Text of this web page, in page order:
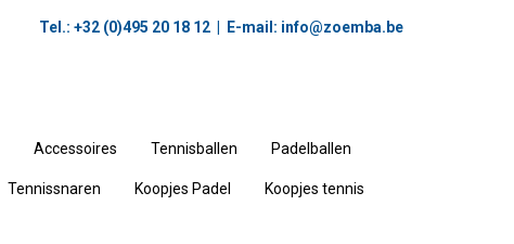
Tel.: +32 (0)495 20 18 12‬ | E-mail: info@zoemba.be
Accessoires Tennisballen Padelballen
Tennissnaren Koopjes Padel Koopjes tennis